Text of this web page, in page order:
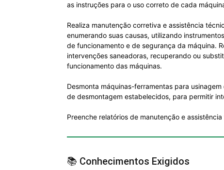
as instruções para o uso correto de cada
Realiza manutenção corretiva e assistência
enumerando suas causas, utilizando
de funcionamento e de segurança da máquina.
intervenções saneadoras, recuperando ou
funcionamento das máquinas.
Desmonta máquinas-ferramentas para
de desmontagem estabelecidos, para permitir
Preenche relatórios de manutenção e
📚 Conhecimentos Exigidos